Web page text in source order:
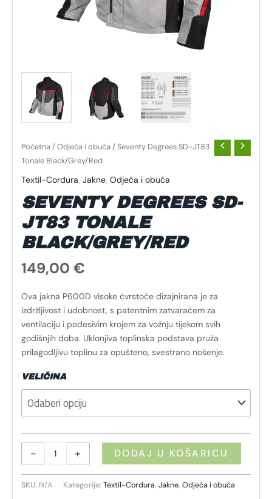
Početna /Odjeća i obuća / Seventy Degrees SD-JT83
Tonale Black/Grey/Red
Textil-Cordura, Jakne, Odjeća i obuća
SEVENTY DEGREES SD-
JT83 TONALE
BLACK/GREY/RED
149,00 €
Ova jakna P600D visoke čvrstoće dizajnirana je za
izdržljivost i udobnost, s patentnim zatvaračem za
ventilaciju i podesivim krojem za vožnju tijekom svih
godišnjih doba. Uklonjiva toplinska podstava pruža
prilagodljivu toplinu za opušteno, svestrano nošenje.
VELIČINA
- + DODAJ U KOŠARICU
SKU: N/A Kategorije: Textil-Cordura, Jakne, Odjeća i obuća